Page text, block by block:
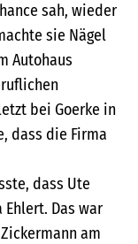
sah, wieder
sie Nägel
Autohaus
bei Goerke in
dass die Firma
dass Ute
Das war
am